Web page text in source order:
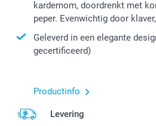
kardemom, doordrenkt met
peper. Evenwichtig door
Geleverd in een elegante
gecertificeerd)
Productinfo
Levering